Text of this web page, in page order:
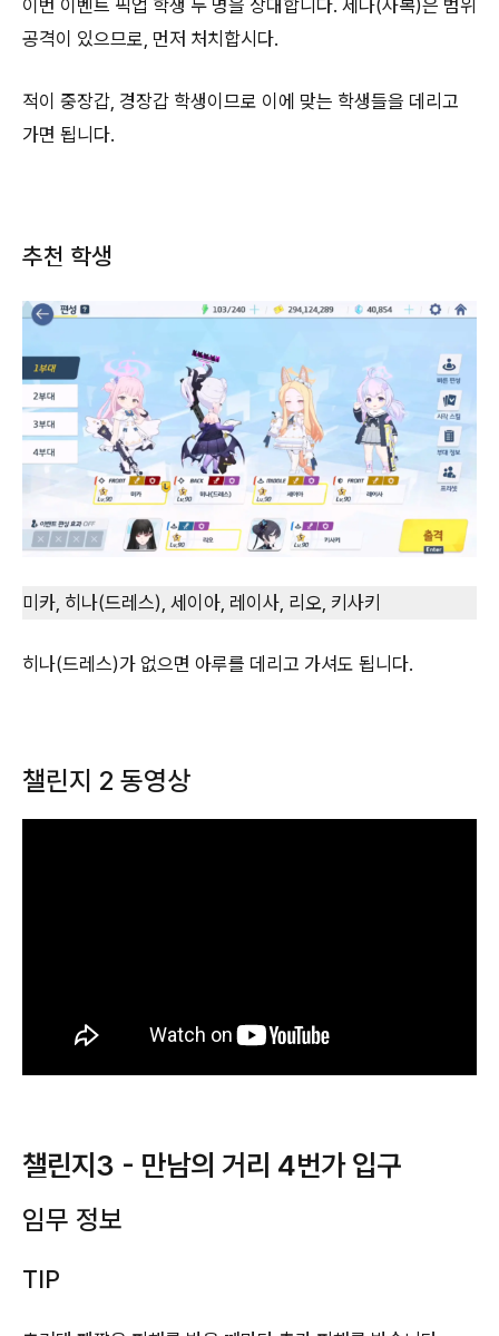
이번 이벤트 픽업 학생 두 명을 상대합니다. 세나(사복)은 범위
공격이 있으므로, 먼저 처치합시다.
적이 중장갑, 경장갑 학생이므로 이에 맞는 학생들을 데리고
가면 됩니다.
추천 학생
미카, 히나(드레스), 세이아, 레이사, 리오, 키사키
히나(드레스)가 없으면 아루를 데리고 가셔도 됩니다.
챌린지 2 동영상
챌린지3 - 만남의 거리 4번가 입구
임무 정보
TIP